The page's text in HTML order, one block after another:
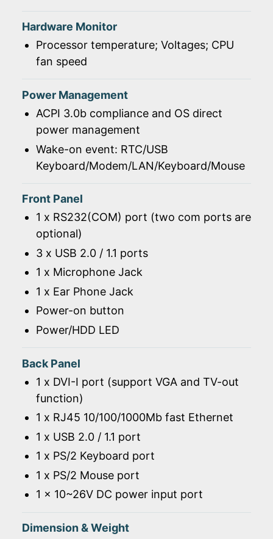
Hardware Monitor
Processor temperature; Voltages; CPU
fan speed
Power Management
ACPI 3.0b compliance and OS direct
power management
Wake-on event: RTC/USB
Keyboard/Modem/LAN/Keyboard/Mouse
Front Panel
1 x RS232(COM) port (two com ports are
optional)
3 x USB 2.0 / 1.1 ports
1 x Microphone Jack
1 x Ear Phone Jack
Power-on button
Power/HDD LED
Back Panel
1 x DVI-I port (support VGA and TV-out
function)
1 x RJ45 10/100/1000Mb fast Ethernet
1 x USB 2.0 / 1.1 port
1 x PS/2 Keyboard port
1 x PS/2 Mouse port
1 x 10~26V DC power input port
Dimension & Weight